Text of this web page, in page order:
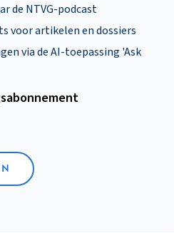
de NTVG-podcast
voor artikelen en dossiers
via de AI-toepassing 'Ask